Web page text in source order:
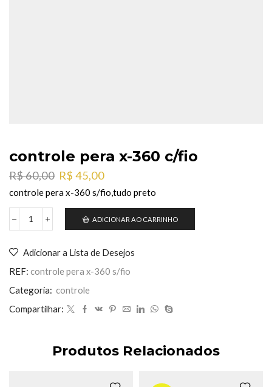
controle pera x-360 c/fio
R$60,00 O
preço
original
R$ 60,00.
R$ 45,00O
preço
atual
R$ 45,00.
controle pera x-360 s/fio,tudo preto
controle
360
quantidade
ADICIONAR AO CARRINHO
Adicionar a Lista de Desejos
REF: controle pera x-360 s/fio
Categoria: controle
Compartilhar:
Produtos Relacionados